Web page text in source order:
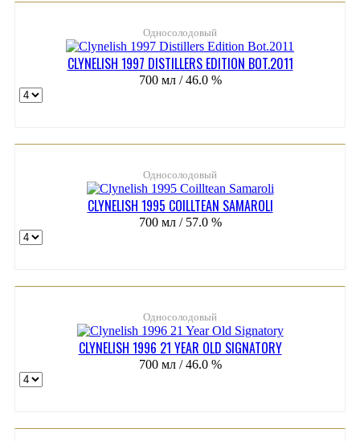
Односолодовый
CLYNELISH 1997 DISTILLERS EDITION BOT.2011
700 мл / 46.0 %
Односолодовый
CLYNELISH 1995 COILLTEAN SAMAROLI
700 мл / 57.0 %
Односолодовый
CLYNELISH 1996 21 YEAR OLD SIGNATORY
700 мл / 46.0 %